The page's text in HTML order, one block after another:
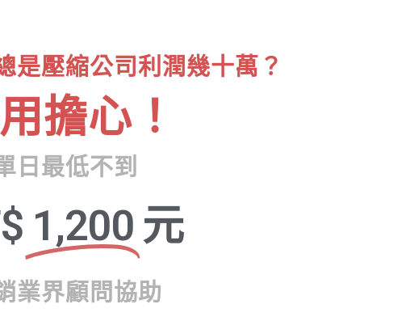
是壓縮公司利潤幾十萬？
擔心！
日最低不到
1,200 元
業界顧問協助